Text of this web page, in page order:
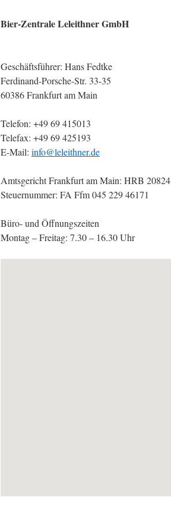
Bier-Zentrale Leleithner GmbH
Geschäftsführer: Hans Fedtke
Ferdinand-Porsche-Str. 33-35
60386 Frankfurt am Main
Telefon: +49 69 415013
Telefax: +49 69 425193
E-Mail: info@leleithner.de
Amtsgericht Frankfurt am Main: HRB 20824
Steuernummer: FA Ffm 045 229 46171
Büro- und Öffnungszeiten
Montag – Freitag: 7.30 – 16.30 Uhr